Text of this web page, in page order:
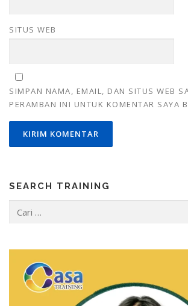
SITUS WEB
SIMPAN NAMA, EMAIL, DAN SITUS WEB
PERAMBAN INI UNTUK KOMENTAR SAYA
SEARCH TRAINING
untuk: